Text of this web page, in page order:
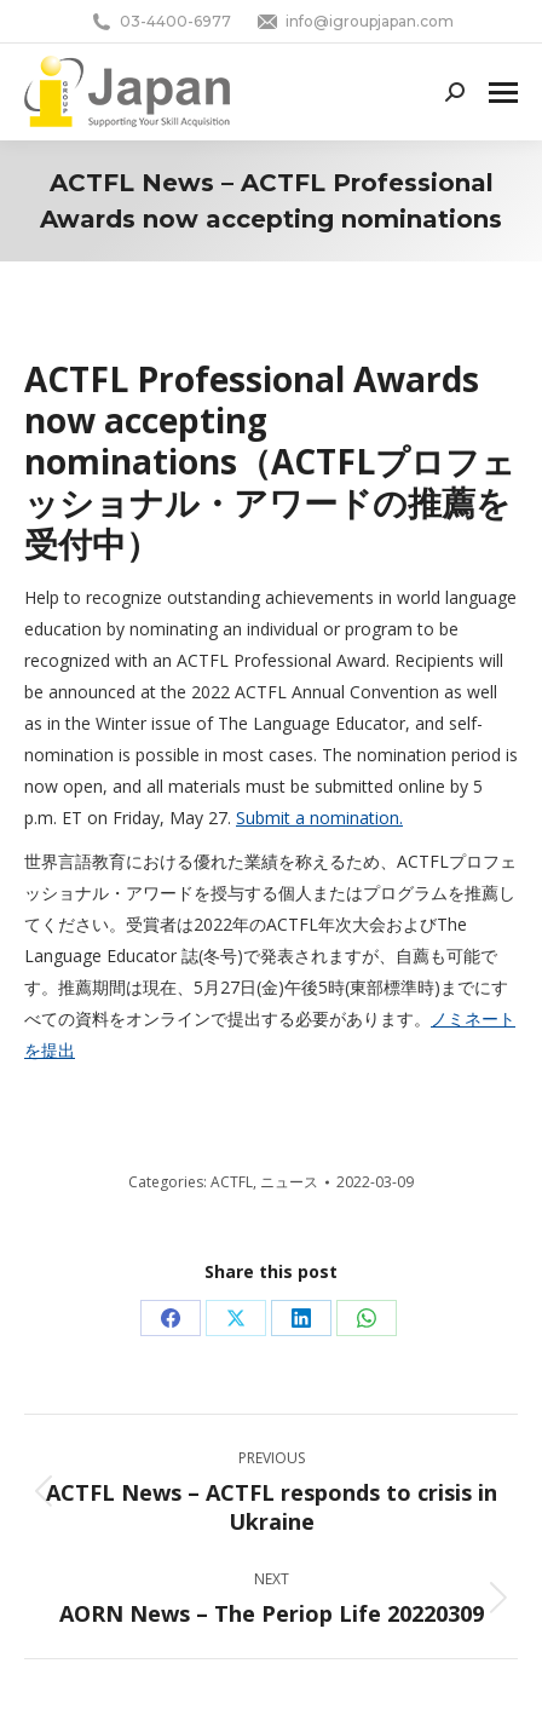
03-4400-6977 info@igroupjapan.com
Search:
ACTFL News – ACTFL Professional
Awards now accepting nominations
ACTFL Professional Awards
now accepting
nominations（ACTFLプロフェ
ッショナル・アワードの推薦を
受付中）
Help to recognize outstanding achievements in world language
education by nominating an individual or program to be
recognized with an ACTFL Professional Award. Recipients will
be announced at the 2022 ACTFL Annual Convention as well
as in the Winter issue of The Language Educator, and self-
nomination is possible in most cases. The nomination period is
now open, and all materials must be submitted online by 5
p.m. ET on Friday, May 27. Submit a nomination.
世界言語教育における優れた業績を称えるため、ACTFLプロフェ
ッショナル・アワードを授与する個人またはプログラムを推薦し
てください。受賞者は2022年のACTFL年次大会およびThe
Language Educator 誌(冬号)で発表されますが、自薦も可能で
す。推薦期間は現在、5月27日(金)午後5時(東部標準時)までにす
べての資料をオンラインで提出する必要があります。
ノミネート
を提出
Categories: ACTFL, ニュース 2022-03-09
Share this post
Share
Facebook
Share
X
Share
LinkedIn
Share
WhatsApp
navigation
PREVIOUS
Previous
post:
ACTFL News – ACTFL responds to crisis in
Ukraine
NEXT
Next
AORN News – The Periop Life 20220309